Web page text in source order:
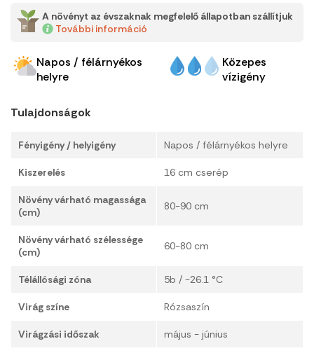
A növényt az évszaknak megfelelő állapotban szállítjuk
További információ
Napos / félárnyékos
helyre
Közepes
vízigény
Tulajdonságok
Fényigény / helyigény Napos / félárnyékos helyre
Kiszerelés 16 cm cserép
Növény várható magassága
(cm)
80-90 cm
Növény várható szélessége
(cm)
60-80 cm
Télállósági zóna 5b / -26.1 °C
Virág színe Rózsaszín
Virágzási időszak május - június